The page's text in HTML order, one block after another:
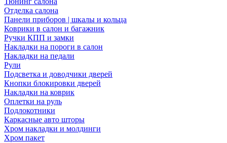
Отделка салона
Панели приборов | шкалы и кольца
Коврики в салон и багажник
Ручки КПП и замки
Накладки на пороги в салон
Накладки на педали
Рули
Подсветка и доводчики дверей
Кнопки блокировки дверей
Накладки на коврик
Оплетки на руль
Подлокотники
Каркасные авто шторы
Хром накладки и молдинги
Хром пакет